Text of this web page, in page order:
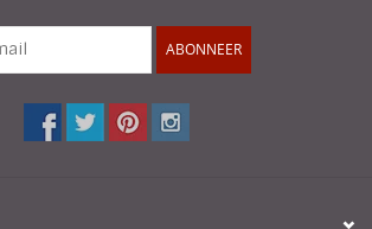
ABONNEER